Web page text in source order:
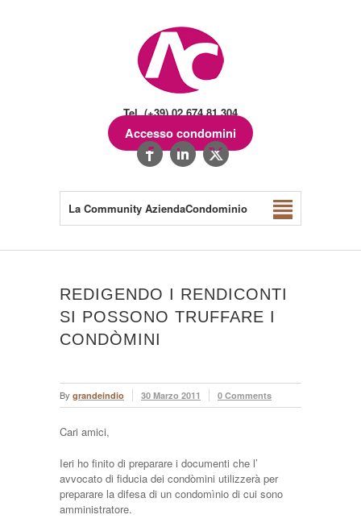
Tel. (+39) 02.674.81.304
Accesso condomini
La Community AziendaCondominio
REDIGENDO I RENDICONTI
SI POSSONO TRUFFARE I
CONDÒMINI
By grandeindio 30 Marzo 2011 0 Comments
Cari amici,
Ieri ho finito di preparare i documenti che l’
avvocato di fiducia dei condòmini utilizzerà per
preparare la difesa di un condomìnio di cui sono
amministratore.